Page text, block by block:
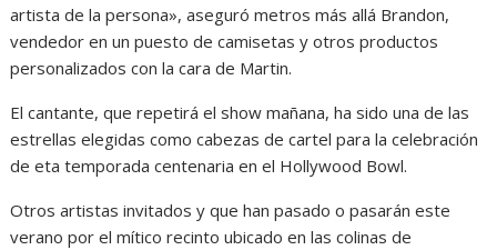
artista de la persona», aseguró metros más allá Brandon,
vendedor en un puesto de camisetas y otros productos
personalizados con la cara de Martin.
El cantante, que repetirá el show mañana, ha sido una de las
estrellas elegidas como cabezas de cartel para la celebración
de eta temporada centenaria en el Hollywood Bowl.
Otros artistas invitados y que han pasado o pasarán este
verano por el mítico recinto ubicado en las colinas de